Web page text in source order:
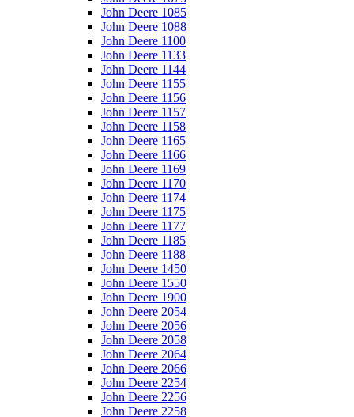
John Deere 1085
John Deere 1088
John Deere 1100
John Deere 1133
John Deere 1144
John Deere 1155
John Deere 1156
John Deere 1157
John Deere 1158
John Deere 1165
John Deere 1166
John Deere 1169
John Deere 1170
John Deere 1174
John Deere 1175
John Deere 1177
John Deere 1185
John Deere 1188
John Deere 1450
John Deere 1550
John Deere 1900
John Deere 2054
John Deere 2056
John Deere 2058
John Deere 2064
John Deere 2066
John Deere 2254
John Deere 2256
John Deere 2258